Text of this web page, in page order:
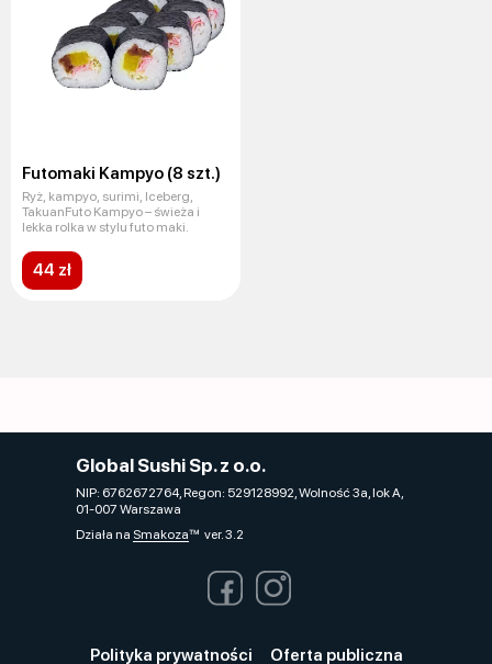
Futomaki Kampyo (8 szt.)
Ryż, kampyo, surimi, Iceberg,
TakuanFuto Kampyo – świeża i
lekka rolka w stylu futo maki.
44 zł
Global Sushi Sp. z o.o.
NIP: 6762672764, Regon: 529128992, Wolność 3a, lok A,
01-007 Warszawa
Działa na Smakozaver. 3.2
Polityka prywatności Oferta publiczna